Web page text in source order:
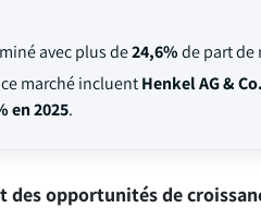
avec plus de24,6%de part de
marché incluentHenkel AG &
en 2025.
des opportunités de